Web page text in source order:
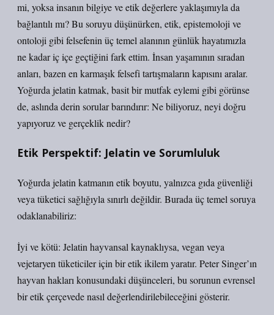
mi, yoksa insanın bilgiye ve etik değerlere yaklaşımıyla da
bağlantılı mı? Bu soruyu düşünürken, etik, epistemoloji ve
ontoloji gibi felsefenin üç temel alanının günlük hayatımızla
ne kadar iç içe geçtiğini fark ettim. İnsan yaşamının sıradan
anları, bazen en karmaşık felsefi tartışmaların kapısını aralar.
Yoğurda jelatin katmak, basit bir mutfak eylemi gibi görünse
de, aslında derin sorular barındırır: Ne biliyoruz, neyi doğru
yapıyoruz ve gerçeklik nedir?
Etik Perspektif: Jelatin ve Sorumluluk
Yoğurda jelatin katmanın etik boyutu, yalnızca gıda güvenliği
veya tüketici sağlığıyla sınırlı değildir. Burada üç temel soruya
odaklanabiliriz:
İyi ve kötü: Jelatin hayvansal kaynaklıysa, vegan veya
vejetaryen tüketiciler için bir etik ikilem yaratır. Peter Singer’ın
hayvan hakları konusundaki düşünceleri, bu sorunun evrensel
bir etik çerçevede nasıl değerlendirilebileceğini gösterir.